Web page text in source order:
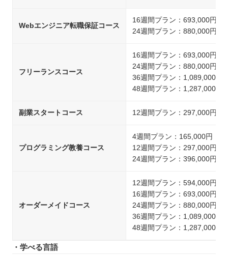
Webエンジニア転職保証コース
16週間プラン：693,000円
24週間プラン：880,000円
フリーランスコース
16週間プラン：693,000円
24週間プラン：880,000円
36週間プラン：1,089,000円
48週間プラン：1,287,000円
副業スタートコース 12週間プラン：297,000円
プログラミング教養コース
4週間プラン：165,000円
12週間プラン：297,000円
24週間プラン：396,000円
オーダーメイドコース
12週間プラン：594,000円
16週間プラン：693,000円
24週間プラン：880,000円
36週間プラン：1,089,000円
48週間プラン：1,287,000円
・学べる言語